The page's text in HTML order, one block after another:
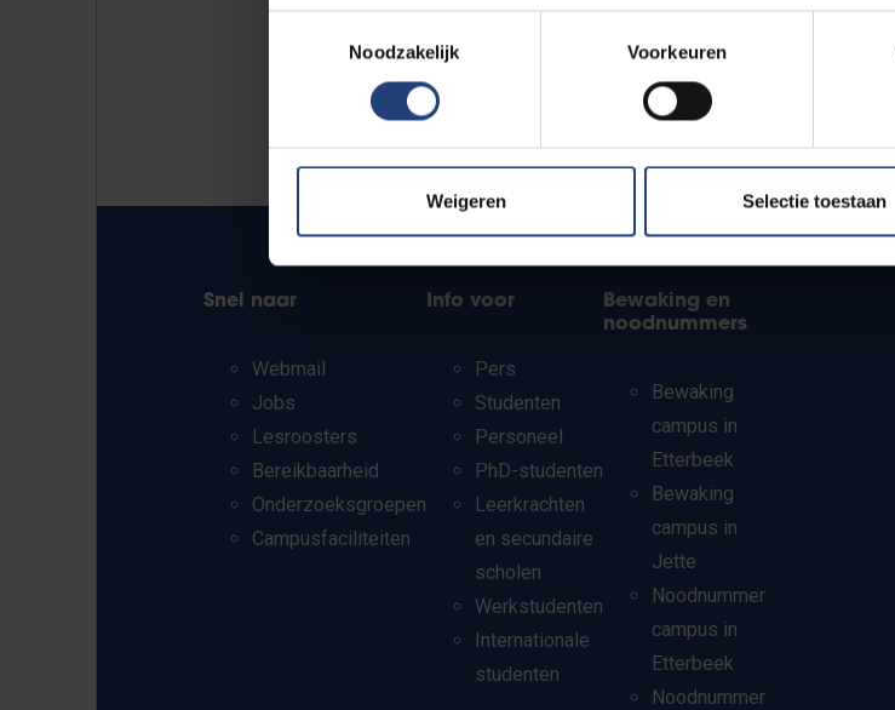
Noodzakelijk
Voorkeuren
Weigeren Selectie toestaan
Snel naar
Webmail
Jobs
Lesroosters
Bereikbaarheid
Onderzoeksgroepen
Campusfaciliteiten
Info voor
Pers
Studenten
Personeel
PhD-studenten
Leerkrachten
en secundaire
scholen
Werkstudenten
Internationale
studenten
Bewaking en
noodnummers
Bewaking
campus in
Etterbeek
Bewaking
campus in
Jette
Noodnummer
campus in
Etterbeek
Noodnummer